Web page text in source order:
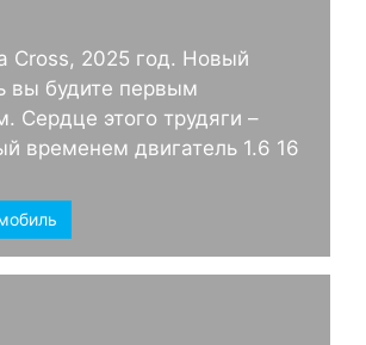
Cross, 2025 год. Новый
вы будите первым
Сердце этого трудяги –
временем двигатель 1.6 16